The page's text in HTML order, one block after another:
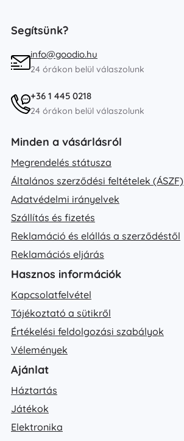
Segítsünk?
info@goodio.hu
24 órákon belül válaszolunk
+36 1 445 0218
24 órákon belül válaszolunk
Minden a vásárlásról
Megrendelés státusza
Általános szerződési feltételek (ÁSZF)
Adatvédelmi irányelvek
Szállítás és fizetés
Reklamáció és elállás a szerződéstől
Reklamációs eljárás
Hasznos információk
Kapcsolatfelvétel
Tájékoztató a sütikről
Értékelési feldolgozási szabályok
Vélemények
Ajánlat
Háztartás
Játékok
Elektronika